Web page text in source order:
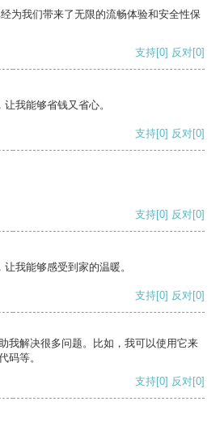
为我们带来了无限的流畅体验和安全性保
支持[0] 反对[0]
我能够省钱又省心。
支持[0] 反对[0]
支持[0] 反对[0]
我能够感受到家的温暖。
支持[0] 反对[0]
我解决很多问题。比如，我可以使用它来
码等。
支持[0] 反对[0]